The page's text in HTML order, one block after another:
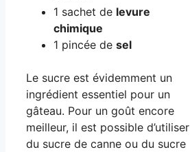
1 sachet de levure
chimique
1 pincée de sel
Le sucre est évidemment un
ingrédient essentiel pour un
gâteau. Pour un goût encore
meilleur, il est possible d’utiliser
du sucre de canne ou du sucre